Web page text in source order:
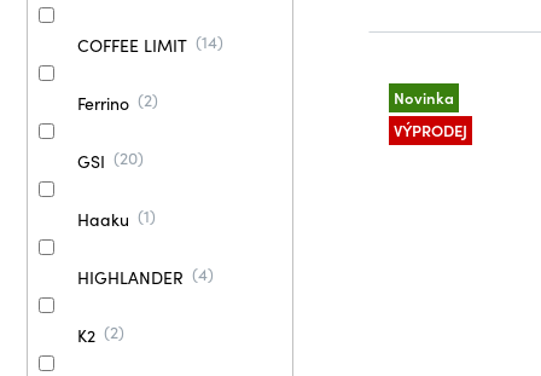
COFFEE LIMIT 14
Ferrino 2
GSI 20
Haaku 1
HIGHLANDER 4
K2 2
Novinka
VÝPRODEJ